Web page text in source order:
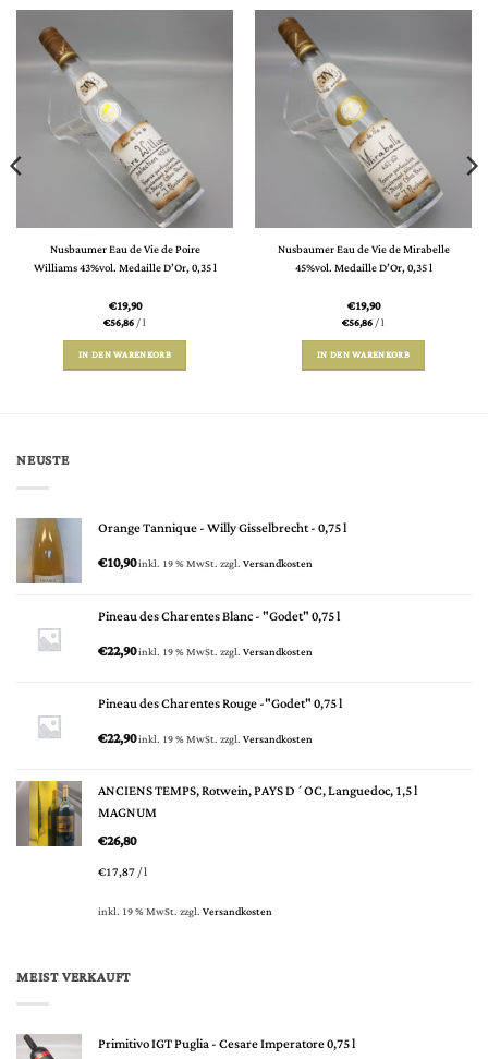
Nusbaumer Eau de Vie de Poire
Williams 43%vol. Medaille D’Or, 0,35 l
€19,90
€56,86/l
IN DEN WARENKORB
Nusbaumer Eau de Vie de Mirabelle
45%vol. Medaille D’Or, 0,35 l
€19,90
€56,86/l
IN DEN WARENKORB
NEUSTE
Orange Tannique - Willy Gisselbrecht - 0,75 l
€10,90inkl. 19 % MwSt.zzgl.Versandkosten
Pineau des Charentes Blanc - "Godet" 0,75 l
€22,90inkl. 19 % MwSt.zzgl.Versandkosten
Pineau des Charentes Rouge -"Godet" 0,75 l
€22,90inkl. 19 % MwSt.zzgl.Versandkosten
ANCIENS TEMPS, Rotwein, PAYS D´OC, Languedoc, 1,5 l
MAGNUM
€26,80
€17,87/l
inkl. 19 % MwSt.zzgl.Versandkosten
MEIST VERKAUFT
Primitivo IGT Puglia - Cesare Imperatore 0,75 l